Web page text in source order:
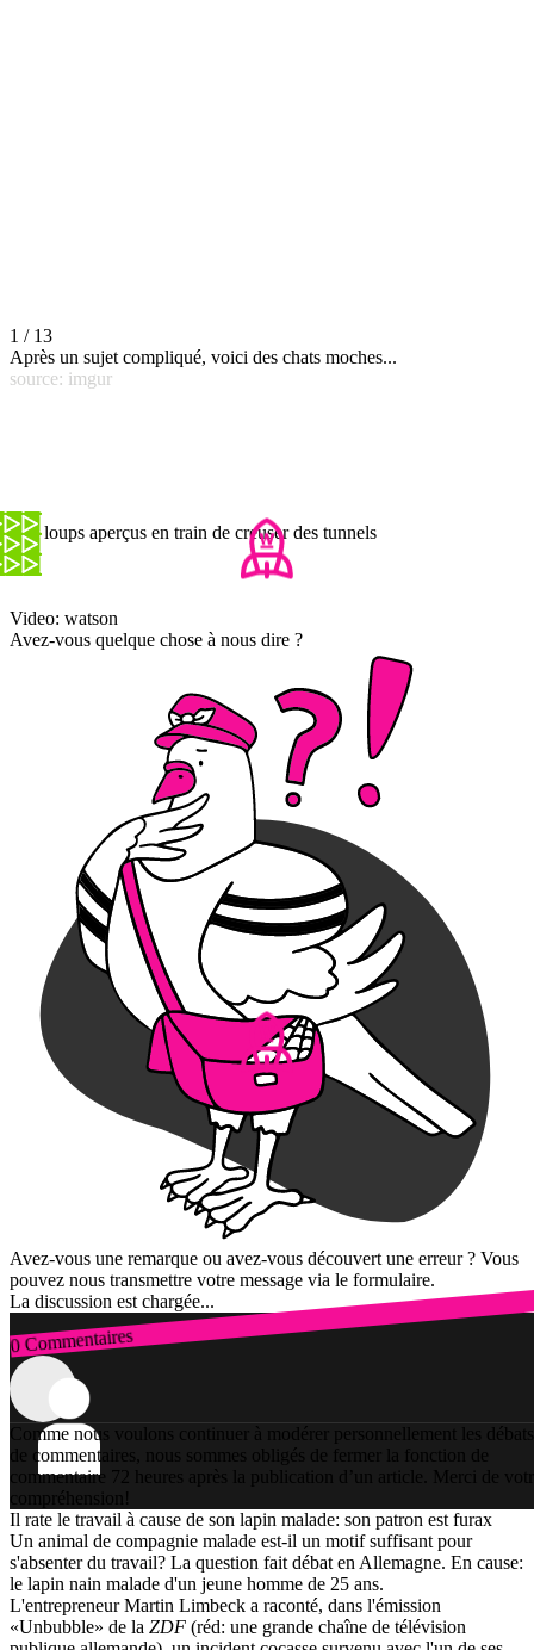
1 / 13
Après un sujet compliqué, voici des chats moches...
source: imgur
Des loups aperçus en train de creuser des tunnels
Video: watson
Avez-vous quelque chose à nous dire ?
Avez-vous une remarque ou avez-vous découvert une erreur ? Vous
pouvez nous transmettre votre message via le formulaire.
La discussion est chargée...
0 Commentaires
Connexion
Comme nous voulons continuer à modérer personnellement les débats
de commentaires, nous sommes obligés de fermer la fonction de
commentaire 72 heures après la publication d’un article. Merci de
compréhension!
Il rate le travail à cause de son lapin malade: son patron est furax
Un animal de compagnie malade est-il un motif suffisant pour
s'absenter du travail? La question fait débat en Allemagne. En cause:
le lapin nain malade d'un jeune homme de 25 ans.
L'entrepreneur Martin Limbeck a raconté, dans l'émission
«Unbubble» de la ZDF (réd: une grande chaîne de télévision